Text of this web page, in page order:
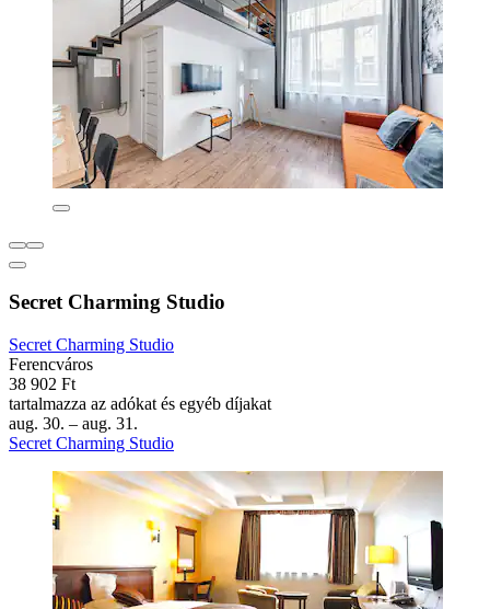
Secret Charming Studio
Secret Charming Studio
Ferencváros
38 902 Ft
tartalmazza az adókat és egyéb díjakat
aug. 30. – aug. 31.
Secret Charming Studio